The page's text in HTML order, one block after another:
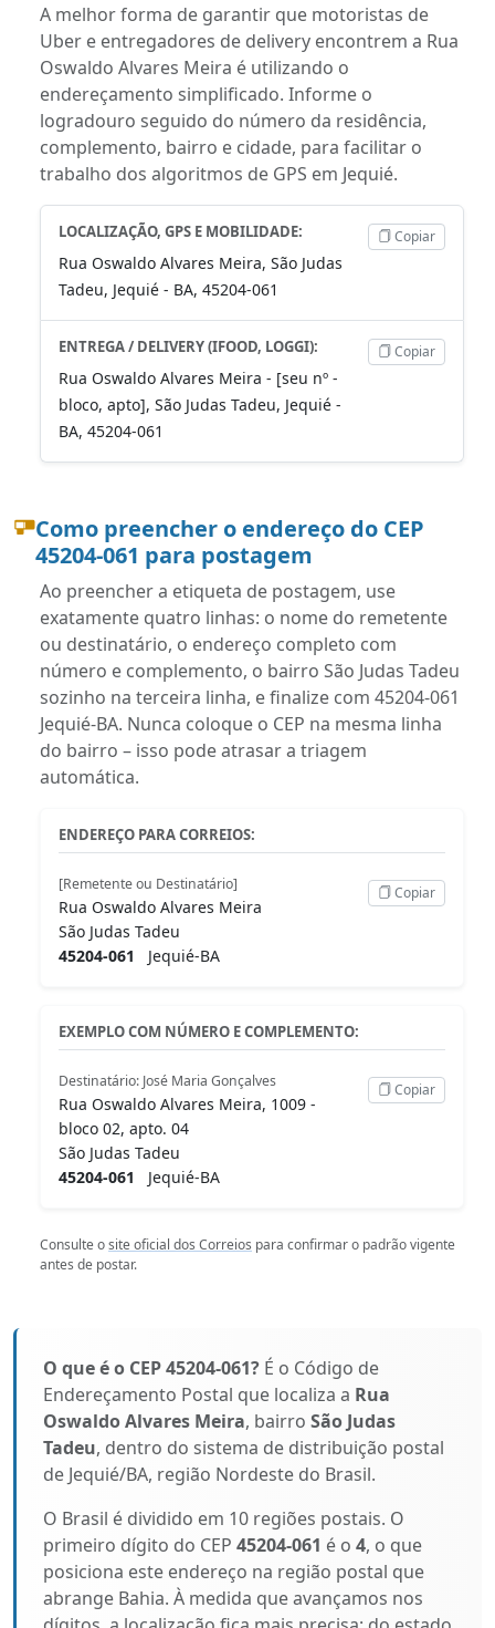
A melhor forma de garantir que motoristas de
Uber e entregadores de delivery encontrem a Rua
Oswaldo Alvares Meira é utilizando o
endereçamento simplificado. Informe o
logradouro seguido do número da residência,
complemento, bairro e cidade, para facilitar o
trabalho dos algoritmos de GPS em Jequié.
LOCALIZAÇÃO, GPS E MOBILIDADE:
Rua Oswaldo Alvares Meira, São Judas
Tadeu, Jequié - BA, 45204-061
Copiar
ENTREGA / DELIVERY (IFOOD, LOGGI):
Rua Oswaldo Alvares Meira - [seu nº -
bloco, apto], São Judas Tadeu, Jequié -
BA, 45204-061
Copiar
Como preencher o endereço do CEP
45204-061 para postagem
Ao preencher a etiqueta de postagem, use
exatamente quatro linhas: o nome do remetente
ou destinatário, o endereço completo com
número e complemento, o bairro São Judas Tadeu
sozinho na terceira linha, e finalize com 45204-061
Jequié-BA. Nunca coloque o CEP na mesma linha
do bairro – isso pode atrasar a triagem
automática.
ENDEREÇO PARA CORREIOS:
[Remetente ou Destinatário]
Rua Oswaldo Alvares Meira
São Judas Tadeu
45204-061
Jequié-BA
Copiar
EXEMPLO COM NÚMERO E COMPLEMENTO:
Destinatário: José Maria Gonçalves
Rua Oswaldo Alvares Meira, 1009 -
bloco 02, apto. 04
São Judas Tadeu
45204-061
Jequié-BA
Copiar
Consulte osite oficial dos Correios para confirmar o padrão vigente
antes de postar.
O que é o CEP 45204-061? É o Código de
Endereçamento Postal que localiza a Rua
Oswaldo Alvares Meira, bairro São Judas
Tadeu, dentro do sistema de distribuição postal
de Jequié/BA, região Nordeste do Brasil.
O Brasil é dividido em 10 regiões postais. O
primeiro dígito do CEP 45204-061 é o 4, o que
posiciona este endereço na região postal que
abrange Bahia. À medida que avançamos nos